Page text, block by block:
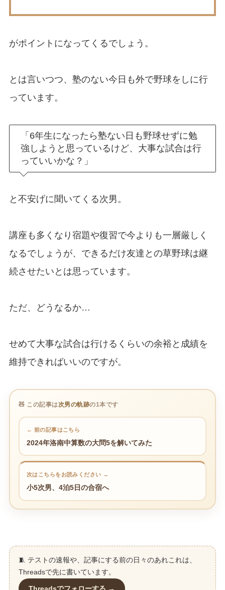
がポイントになってくるでしょう。
とは言いつつ、塾のない今日も外で野球をしに行
っています。
「6年生になったら塾ない日も野球せずに勉
強しようと思っているけど、大事な試合は行
っていいかな？」
と不安げに聞いてくる次男。
講座も多くなり宿題や復習で今よりも一層厳しく
なるでしょうが、できるだけ友達との草野球は継
続させたいとは思っています。
ただ、どうなるか…
せめて大事な試合は行けるくらいの余裕と成績を
維持できればいいのですが。
🧸 この記事は次男の軌跡の1本です
← 前の記事はこちら
2024年洛南中算数の大問5を解いてみた
次はこちらをお読みください →
小5次男、4泊5日の合宿へ
🧵 テストの速報や、記事にする前の日々のあれこれは、
Threadsで先に書いています。